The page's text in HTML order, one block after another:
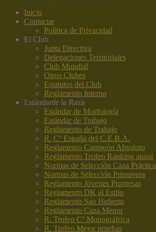
Inicio
Contactar
Política de Privacidad
El Club
Junta Directiva
Delegaciones Territoriales
Club Mundial
Otros Clubes
Estatutos del Club
Reglamento Interno
Estándarde la Raza
Estándar de Morfología
Estándar de Trabajo
Reglamento de Trabajo
R. Cº España del C.E.B.A.
Reglamento Campeón Absoluto
Reglamento Trofeo Ranking anual
Normas de Selección Caza Práctica
Normas de Selección Primavera
Reglamento Jóvenes Promesas
Reglamento DK al Estilo
Reglamento San Huberto
Reglamento Caza Menor
R. Trofeo Cº Monográfrica
R. Trofeo Mejor pruebas